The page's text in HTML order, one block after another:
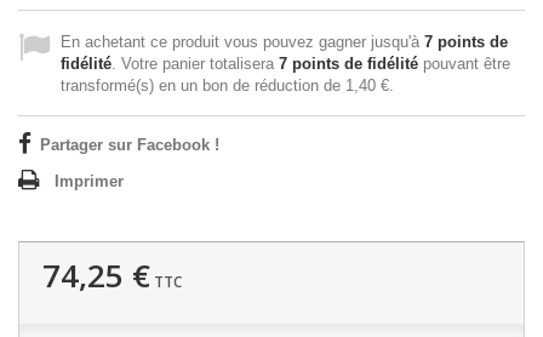
En achetant ce produit vous pouvez gagner jusqu'à 7 points de
fidélité. Votre panier totalisera 7 points de fidélité pouvant être
transformé(s) en un bon de réduction de 1,40 €.
Partager sur Facebook !
Imprimer
74,25 € TTC